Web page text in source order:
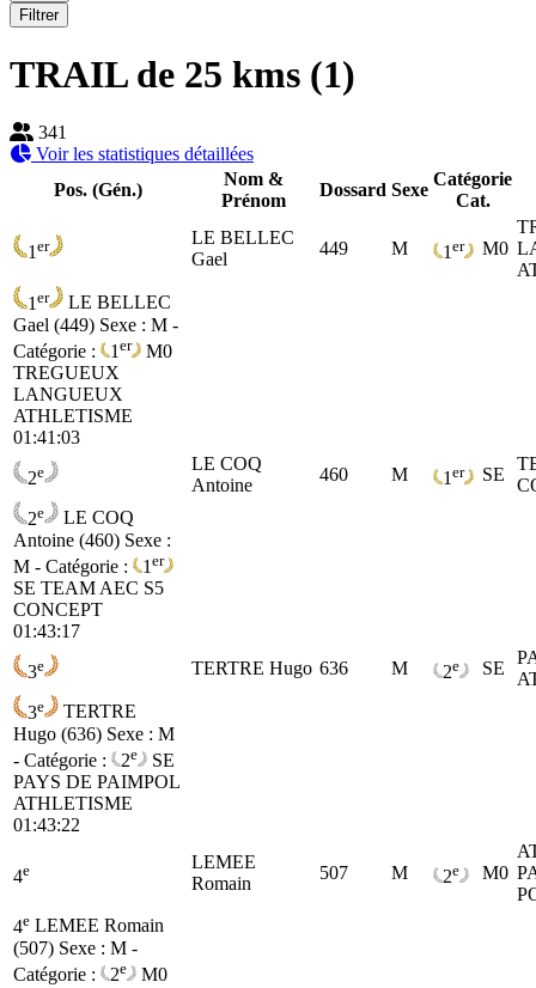
Filtrer
TRAIL de 25 kms (1)
341
Voir les statistiques détaillées
Pos. (Gén.)
Nom &
Prénom
Dossard Sexe
Catégorie
Cat.
1 er
LE BELLEC
Gael
449 M 1 er M0
1 er
LE BELLEC
Gael (449) Sexe : M -
Catégorie :
1 er
M0
TREGUEUX
LANGUEUX
ATHLETISME
01:41:03
2e
LE COQ
Antoine
460 M 1 er SE
2e
LE COQ
Antoine (460) Sexe :
M - Catégorie :
1 er
SE TEAM AEC S5
CONCEPT
01:43:17
3e TERTRE Hugo 636 M 2e SE
3e
TERTRE
Hugo (636) Sexe : M
- Catégorie :
2e
SE
PAYS DE PAIMPOL
ATHLETISME
01:43:22
4e
LEMEE
Romain
507 M 2e M0
4e LEMEE Romain
(507) Sexe : M -
Catégorie :
2e
M0